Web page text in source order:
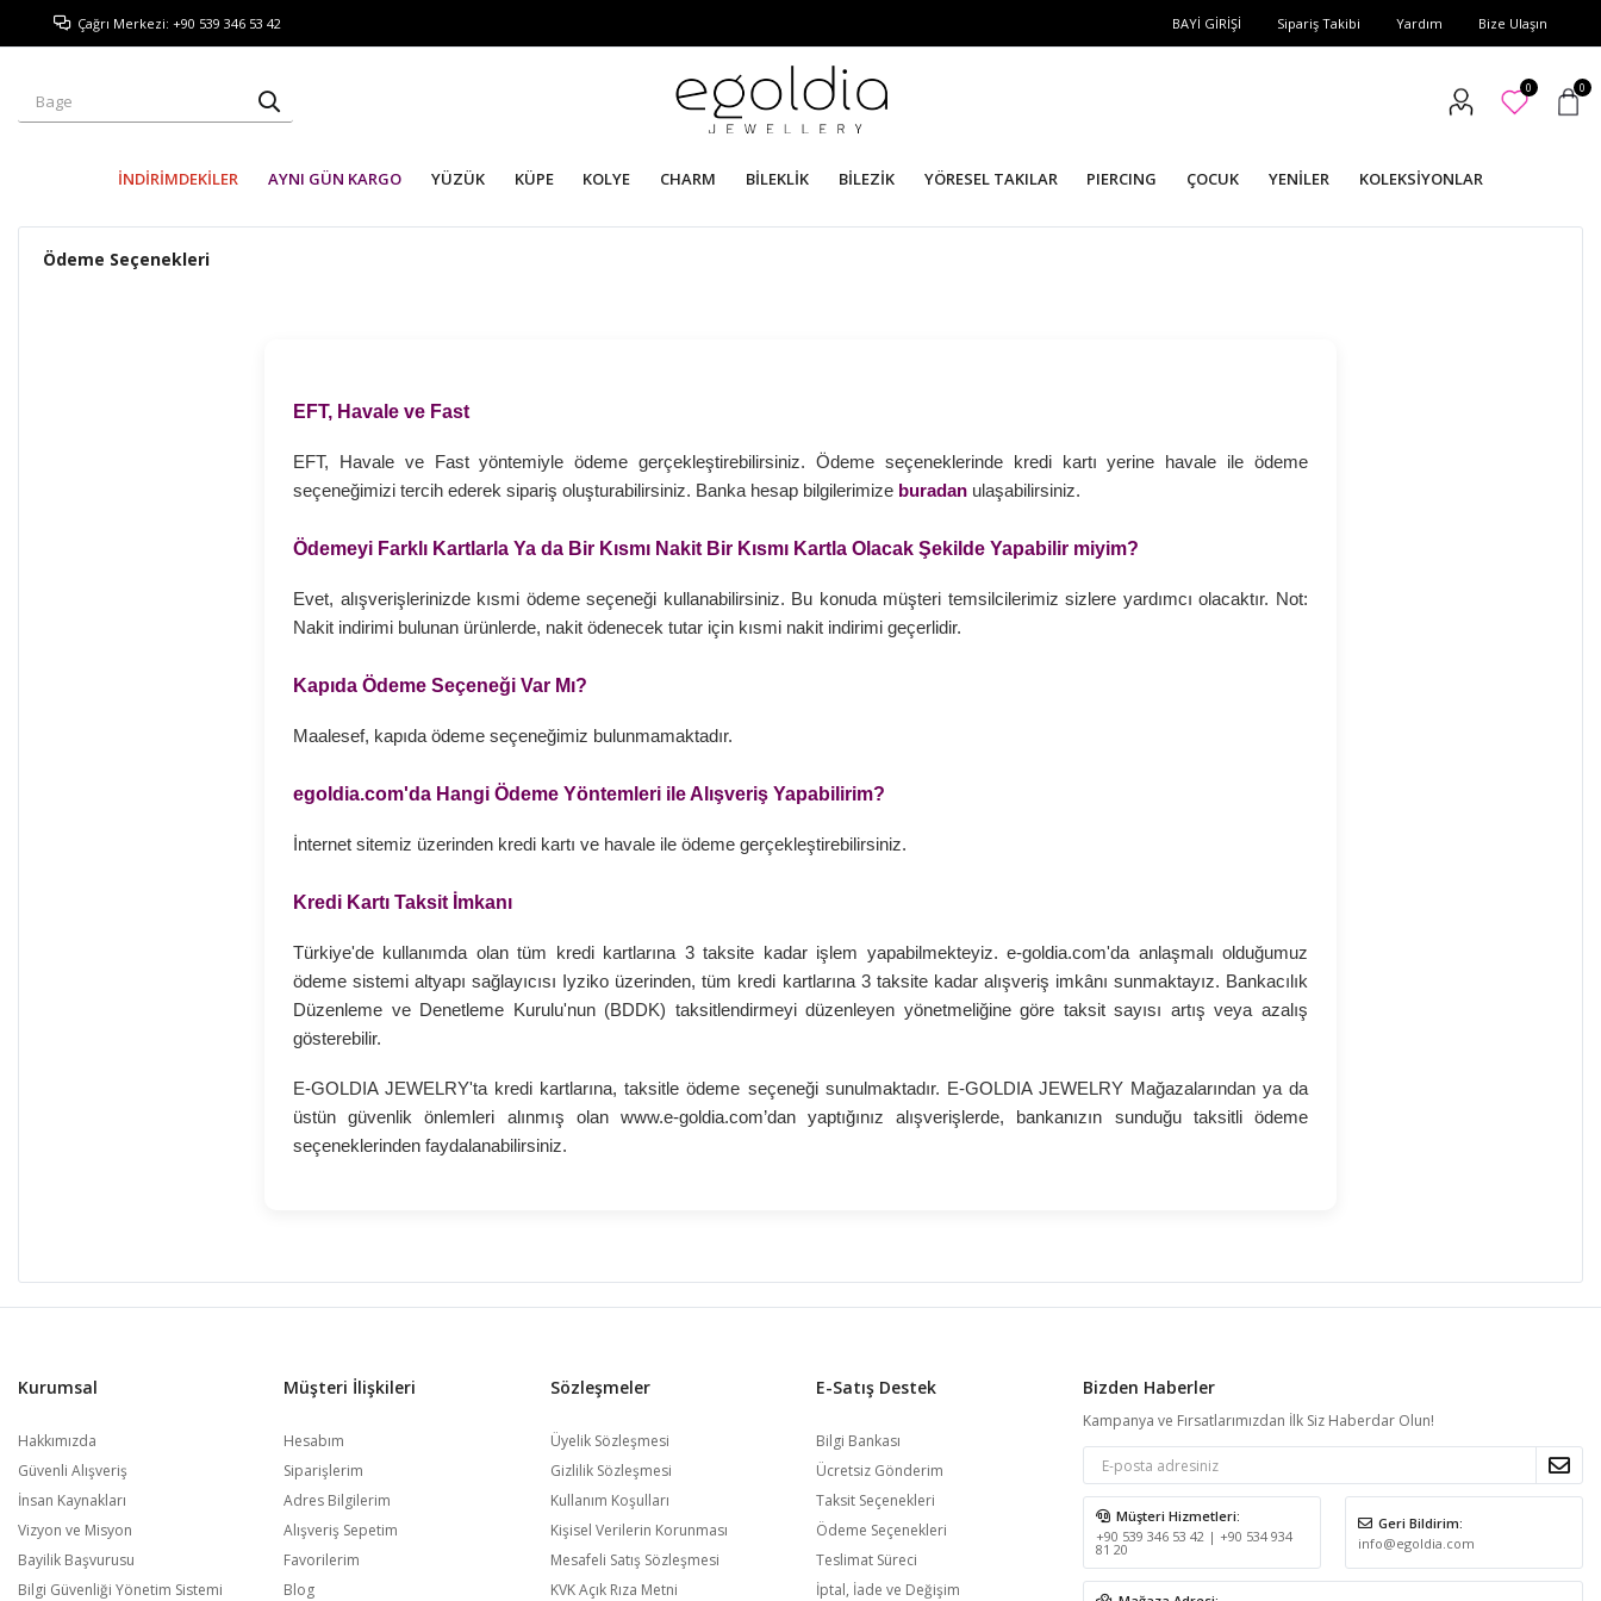
Çağrı Merkezi: +90 539 346 53 42 BAYİ GİRİŞİ Sipariş Takibi Yardım Bize Ulaşın
0 0
İNDİRİMDEKİLER AYNI GÜN KARGO YÜZÜK KÜPE KOLYE CHARM BİLEKLİK BİLEZİK YÖRESEL TAKILAR PIERCING ÇOCUK YENİLER KOLEKSİYONLAR
Ödeme Seçenekleri
EFT, Havale ve Fast
EFT, Havale ve Fast yöntemiyle ödeme gerçekleştirebilirsiniz. Ödeme seçeneklerinde kredi kartı yerine havale ile ödeme
seçeneğimizi tercih ederek sipariş oluşturabilirsiniz. Banka hesap bilgilerimize buradan ulaşabilirsiniz.
Ödemeyi Farklı Kartlarla Ya da Bir Kısmı Nakit Bir Kısmı Kartla Olacak Şekilde Yapabilir miyim?
Evet, alışverişlerinizde kısmi ödeme seçeneği kullanabilirsiniz. Bu konuda müşteri temsilcilerimiz sizlere yardımcı olacaktır. Not:
Nakit indirimi bulunan ürünlerde, nakit ödenecek tutar için kısmi nakit indirimi geçerlidir.
Kapıda Ödeme Seçeneği Var Mı?
Maalesef, kapıda ödeme seçeneğimiz bulunmamaktadır.
egoldia.com'da Hangi Ödeme Yöntemleri ile Alışveriş Yapabilirim?
İnternet sitemiz üzerinden kredi kartı ve havale ile ödeme gerçekleştirebilirsiniz.
Kredi Kartı Taksit İmkanı
Türkiye'de kullanımda olan tüm kredi kartlarına 3 taksite kadar işlem yapabilmekteyiz. e-goldia.com'da anlaşmalı olduğumuz
ödeme sistemi altyapı sağlayıcısı Iyziko üzerinden, tüm kredi kartlarına 3 taksite kadar alışveriş imkânı sunmaktayız. Bankacılık
Düzenleme ve Denetleme Kurulu'nun (BDDK) taksitlendirmeyi düzenleyen yönetmeliğine göre taksit sayısı artış veya azalış
gösterebilir.
E-GOLDIA JEWELRY'ta kredi kartlarına, taksitle ödeme seçeneği sunulmaktadır. E-GOLDIA JEWELRY Mağazalarından ya da
üstün güvenlik önlemleri alınmış olan www.e-goldia.com’dan yaptığınız alışverişlerde, bankanızın sunduğu taksitli ödeme
seçeneklerinden faydalanabilirsiniz.
Kurumsal
Hakkımızda
Güvenli Alışveriş
İnsan Kaynakları
Vizyon ve Misyon
Bayilik Başvurusu
Bilgi Güvenliği Yönetim Sistemi
Müşteri İlişkileri
Hesabım
Siparişlerim
Adres Bilgilerim
Alışveriş Sepetim
Favorilerim
Blog
Sözleşmeler
Üyelik Sözleşmesi
Gizlilik Sözleşmesi
Kullanım Koşulları
Kişisel Verilerin Korunması
Mesafeli Satış Sözleşmesi
KVK Açık Rıza Metni
E-Satış Destek
Bilgi Bankası
Ücretsiz Gönderim
Taksit Seçenekleri
Ödeme Seçenekleri
Teslimat Süreci
İptal, İade ve Değişim
Bizden Haberler
Kampanya ve Fırsatlarımızdan İlk Siz Haberdar Olun!
Müşteri Hizmetleri:
+90 539 346 53 42 | +90 534 934
81 20
Geri Bildirim:
info@egoldia.com